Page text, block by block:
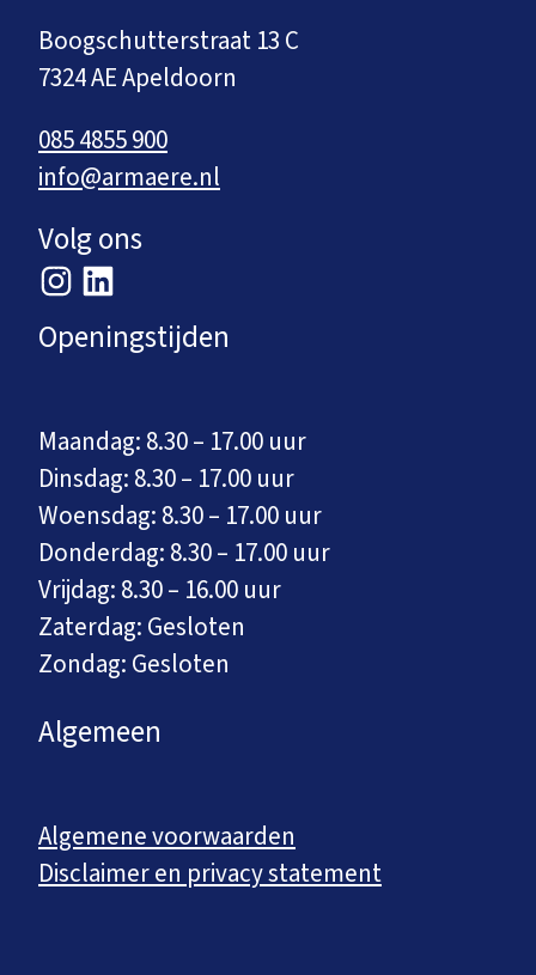
Boogschutterstraat 13 C
7324 AE Apeldoorn
085 4855 900
info@armaere.nl
Volg ons
Openingstijden
Maandag: 8.30 – 17.00 uur
Dinsdag: 8.30 – 17.00 uur
Woensdag: 8.30 – 17.00 uur
Donderdag: 8.30 – 17.00 uur
Vrijdag: 8.30 – 16.00 uur
Zaterdag: Gesloten
Zondag: Gesloten
Algemeen
Algemene voorwaarden
Disclaimer en privacy statement